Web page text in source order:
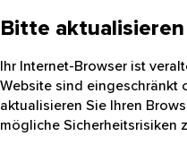
Bitte
Ihr Internet-Browser ist
Website sind eingeschränkt
aktualisieren Sie Ihren
mögliche Sicherheitsrisiken